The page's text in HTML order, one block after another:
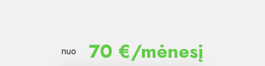
nuo 70 €/mėnesį